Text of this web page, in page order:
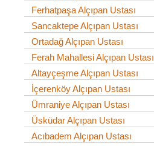
Ferhatpaşa Alçıpan Ustası
Sancaktepe Alçıpan Ustası
Ortadağ Alçıpan Ustası
Ferah Mahallesi Alçıpan Ustası
Altayçeşme Alçıpan Ustası
İçerenköy Alçıpan Ustası
Ümraniye Alçıpan Ustası
Üsküdar Alçıpan Ustası
Acıbadem Alçıpan Ustası